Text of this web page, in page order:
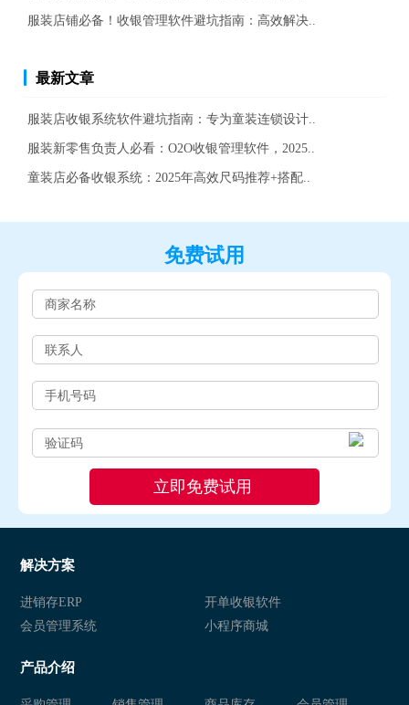
服装店铺必备！收银管理软件避坑指南：高效解决..
最新文章
服装店收银系统软件避坑指南：专为童装连锁设计..
服装新零售负责人必看：O2O收银管理软件，2025..
童装店必备收银系统：2025年高效尺码推荐+搭配..
免费试用
解决方案
进销存ERP
开单收银软件
会员管理系统
小程序商城
产品介绍